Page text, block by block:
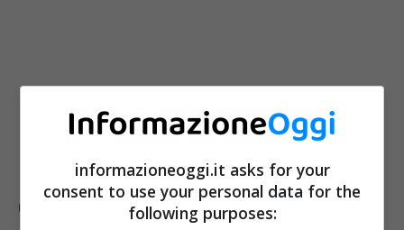
Comincia a coltivare queste 3 piante,
informazioneoggi.it asks for your
consent to use your personal data for the
following purposes: